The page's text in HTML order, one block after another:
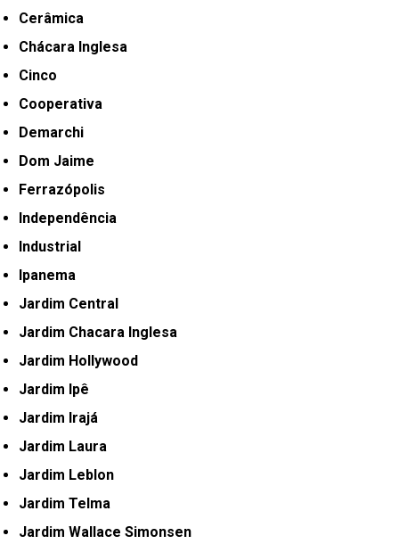
Cerâmica
Chácara Inglesa
Cinco
Cooperativa
Demarchi
Dom Jaime
Ferrazópolis
Independência
Industrial
Ipanema
Jardim Central
Jardim Chacara Inglesa
Jardim Hollywood
Jardim Ipê
Jardim Irajá
Jardim Laura
Jardim Leblon
Jardim Telma
Jardim Wallace Simonsen